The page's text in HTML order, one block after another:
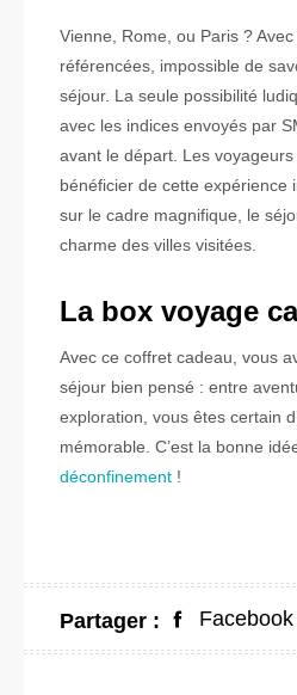
Vienne, Rome, ou Paris ?
référencées, impossible de
séjour. La seule possibilité
avec les indices envoyés par
avant le départ. Les
bénéficier de cette expérience
sur le cadre magnifique, le
charme des villes visitées.
La box voyage
Avec ce coffret cadeau, vous
séjour bien pensé : entre
exploration, vous êtes certain
mémorable. C’est la bonne
déconfinement !
Partager : Facebook